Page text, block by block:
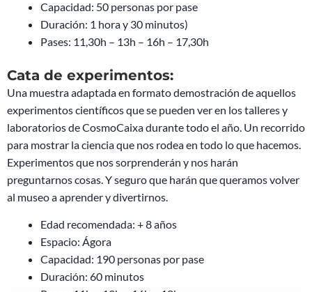
laboratorios de CosmoCaixa durante todo el año. Un recorrido
para mostrar la ciencia que nos rodea en todo lo que hacemos.
Experimentos que nos sorprenderán y nos harán
al museo a aprender y divertirnos.
Edad recomendada: + 8 años
Espacio: Ágora
Capacidad: 190 personas por pase
Duración: 60 minutos
Pases: 11h – 13h – 16h – 18h
Y aparte habrà los 34.000 m2 de Cosmo para acoger a los
amigos y amigas de AFANOC que lleven la gorra de cualquiera
de las antiguas ediciones de “Posa’t la Gorra”.